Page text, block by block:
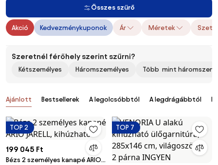
Összes szűrő
Akció Kedvezménykuponok Ár Méretek Szett
Szeretnél férőhely szerint szűrni?
Kétszemélyes Háromszemélyes Több mint
Termékek
Ajánlott Bestsellerek A legolcsóbbtól A legdrágábbtól
TOP 2
199 045 Ft
Bézs 2 személyes kanapé ARIO
TOP 7